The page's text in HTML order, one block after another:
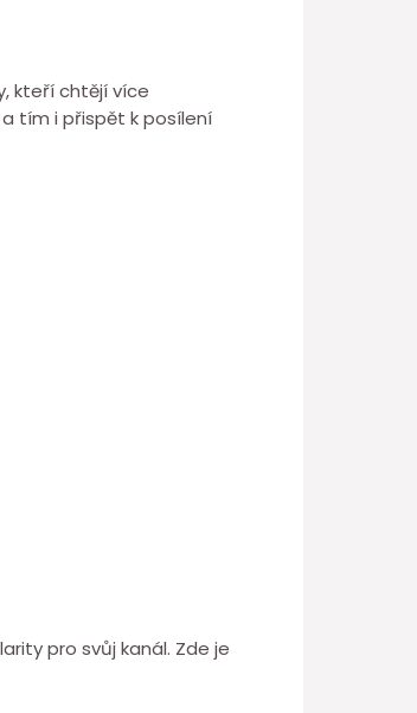
kteří chtějí více
tím i přispět k posílení
pro svůj kanál. Zde je